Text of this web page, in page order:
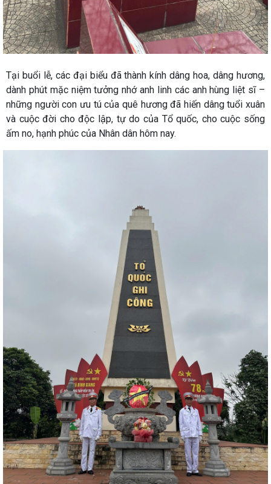
Tại buổi lễ, các đại biểu đã thành kính dâng hoa, dâng hương,
dành phút mặc niệm tưởng nhớ anh linh các anh hùng liệt sĩ –
những người con ưu tú của quê hương đã hiến dâng tuổi xuân
và cuộc đời cho độc lập, tự do của Tổ quốc, cho cuộc sống
ấm no, hạnh phúc của Nhân dân hôm nay.